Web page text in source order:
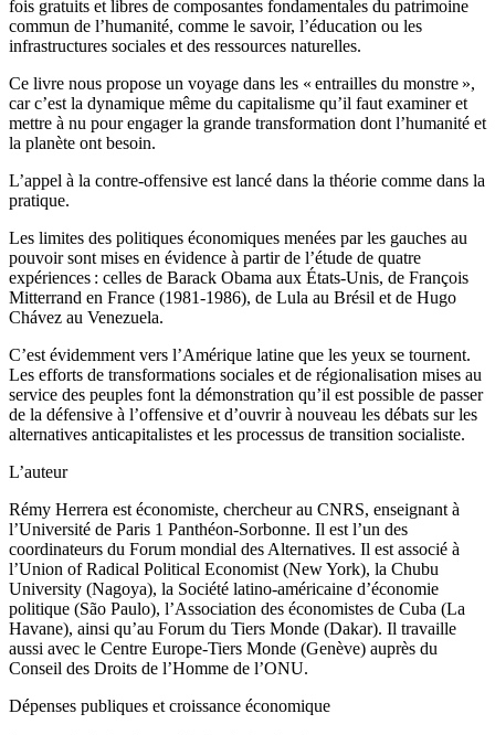
fois gratuits et libres de composantes fondamentales du patrimoine
commun de l’humanité, comme le savoir, l’éducation ou les
infrastructures sociales et des ressources naturelles.
Ce livre nous propose un voyage dans les « entrailles du monstre »,
car c’est la dynamique même du capitalisme qu’il faut examiner et
mettre à nu pour engager la grande transformation dont l’humanité et
la planète ont besoin.
L’appel à la contre-offensive est lancé dans la théorie comme dans la
pratique.
Les limites des politiques économiques menées par les gauches au
pouvoir sont mises en évidence à partir de l’étude de quatre
expériences : celles de Barack Obama aux États-Unis, de François
Mitterrand en France (1981-1986), de Lula au Brésil et de Hugo
Chávez au Venezuela.
C’est évidemment vers l’Amérique latine que les yeux se tournent.
Les efforts de transformations sociales et de régionalisation mises au
service des peuples font la démonstration qu’il est possible de passer
de la défensive à l’offensive et d’ouvrir à nouveau les débats sur les
alternatives anticapitalistes et les processus de transition socialiste.
L’auteur
Rémy Herrera est économiste, chercheur au CNRS, enseignant à
l’Université de Paris 1 Panthéon-Sorbonne. Il est l’un des
coordinateurs du Forum mondial des Alternatives. Il est associé à
l’Union of Radical Political Economist (New York), la Chubu
University (Nagoya), la Société latino-américaine d’économie
politique (São Paulo), l’Association des économistes de Cuba (La
Havane), ainsi qu’au Forum du Tiers Monde (Dakar). Il travaille
aussi avec le Centre Europe-Tiers Monde (Genève) auprès du
Conseil des Droits de l’Homme de l’ONU.
Dépenses publiques et croissance économique